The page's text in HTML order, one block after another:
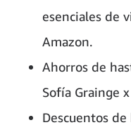
esenciales de
Amazon.
Ahorros de
Sofía Grainge
Descuentos